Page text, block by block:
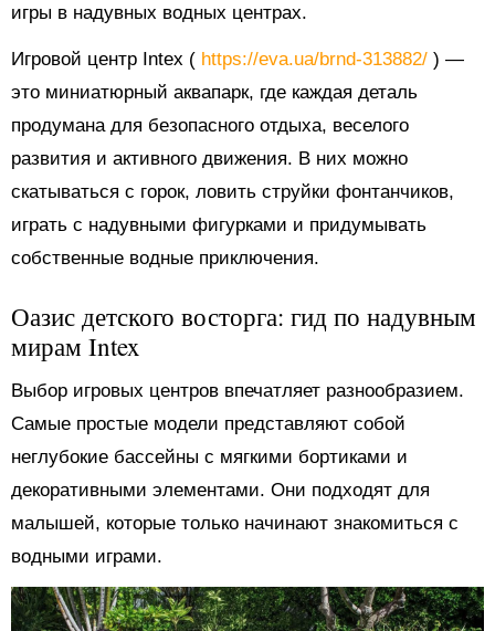
игры в надувных водных центрах.
Игровой центр Intex ( https://eva.ua/brnd-313882/ ) —
это миниатюрный аквапарк, где каждая деталь
продумана для безопасного отдыха, веселого
развития и активного движения. В них можно
скатываться с горок, ловить струйки фонтанчиков,
играть с надувными фигурками и придумывать
собственные водные приключения.
Оазис детского восторга: гид по надувным
мирам Intex
Выбор игровых центров впечатляет разнообразием.
Самые простые модели представляют собой
неглубокие бассейны с мягкими бортиками и
декоративными элементами. Они подходят для
малышей, которые только начинают знакомиться с
водными играми.